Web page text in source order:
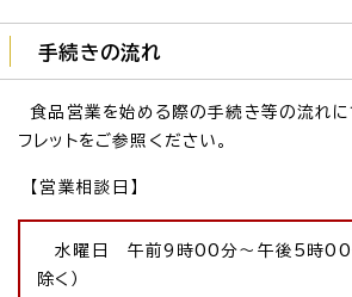
手続きの流れ
食品営業を始める際の手続き等の流れに
フレットをご参照ください。
【営業相談日】
水曜日 午前9時00分～午後5時00
除く）